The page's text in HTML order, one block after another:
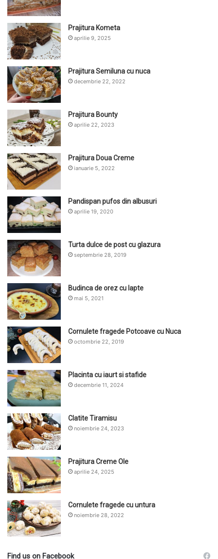
Prajitura Kometa
aprilie 9, 2025
Prajitura Semiluna cu nuca
decembrie 22, 2022
Prajitura Bounty
aprilie 22, 2023
Prajitura Doua Creme
ianuarie 5, 2022
Pandispan pufos din albusuri
aprilie 19, 2020
Turta dulce de post cu glazura
septembrie 28, 2019
Budinca de orez cu lapte
mai 5, 2021
Cornulete fragede Potcoave cu Nuca
octombrie 22, 2019
Placinta cu iaurt si stafide
decembrie 11, 2024
Clatite Tiramisu
noiembrie 24, 2023
Prajitura Creme Ole
aprilie 24, 2025
Cornulete fragede cu untura
noiembrie 28, 2022
Find us on Facebook